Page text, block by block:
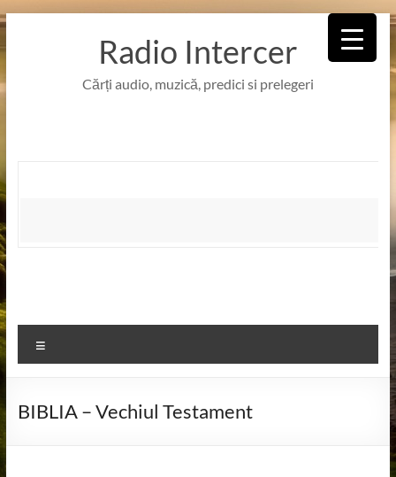
Skip
content
Radio Intercer
Cărți audio, muzică, predici si prelegeri
BIBLIA – Vechiul Testament